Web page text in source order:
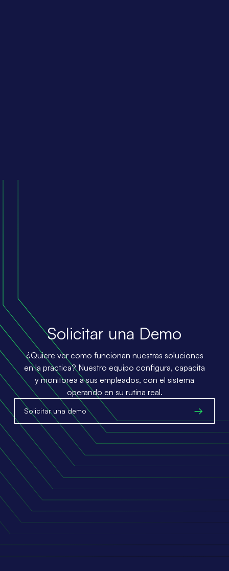
Solicitar una Demo
¿Quiere ver como funcionan nuestras soluciones
en la practica? Nuestro equipo configura, capacita
y monitorea a sus empleados, con el sistema
operando en su rutina real.
Solicitar una demo